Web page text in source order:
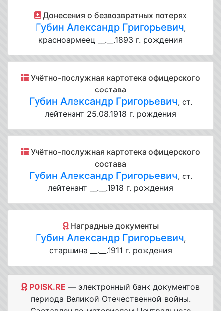
Донесения о безвозвратных потерях
Губин Александр Григорьевич,
красноармеец __.__.1893 г. рождения
Учётно-послужная картотека офицерского
состава
Губин Александр Григорьевич, ст.
лейтенант 25.08.1918 г. рождения
Учётно-послужная картотека офицерского
состава
Губин Александр Григорьевич, ст.
лейтенант __.__.1918 г. рождения
Наградные документы
Губин Александр Григорьевич,
старшина __.__.1911 г. рождения
POISK.RE — электронный банк документов
периода Великой Отечественной войны.